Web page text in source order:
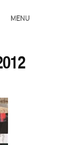
MENU